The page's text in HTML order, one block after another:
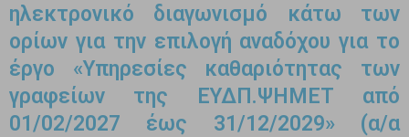
ηλεκτρονικό διαγωνισμό κάτω των
ορίων για την επιλογή αναδόχου για το
έργο «Υπηρεσίες καθαριότητας των
γραφείων της ΕΥΔΠ.ΨΗΜΕΤ από
01/02/2027 έως 31/12/2029» (α/α